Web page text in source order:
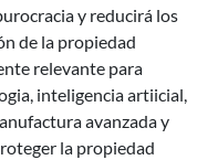
y reducirá los
de la propiedad
relevante para
inteligencia artiicial,
avanzada y
la propiedad